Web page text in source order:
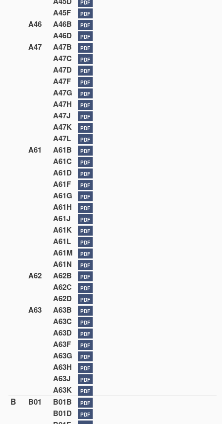
PDF
A45F PDF
A46 A46B PDF
A46D PDF
A47 A47B PDF
A47C PDF
A47D PDF
A47F PDF
A47G PDF
A47H PDF
A47J PDF
A47K PDF
A47L PDF
A61 A61B PDF
A61C PDF
A61D PDF
A61F PDF
A61G PDF
A61H PDF
A61J PDF
A61K PDF
A61L PDF
A61M PDF
A61N PDF
A62 A62B PDF
A62C PDF
A62D PDF
A63 A63B PDF
A63C PDF
A63D PDF
A63F PDF
A63G PDF
A63H PDF
A63J PDF
A63K PDF
B B01 B01B PDF
B01D PDF